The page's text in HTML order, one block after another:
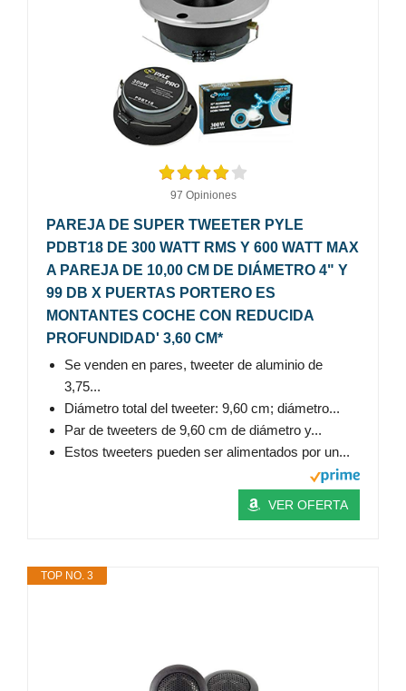
97 Opiniones
PAREJA DE SUPER TWEETER PYLE
PDBT18 DE 300 WATT RMS Y 600 WATT MAX
A PAREJA DE 10,00 CM DE DIÁMETRO 4" Y
99 DB X PUERTAS PORTERO ES
MONTANTES COCHE CON REDUCIDA
PROFUNDIDAD' 3,60 CM*
Se venden en pares, tweeter de aluminio de
3,75...
Diámetro total del tweeter: 9,60 cm; diámetro...
Par de tweeters de 9,60 cm de diámetro y...
Estos tweeters pueden ser alimentados por un...
VER OFERTA
TOP NO. 3